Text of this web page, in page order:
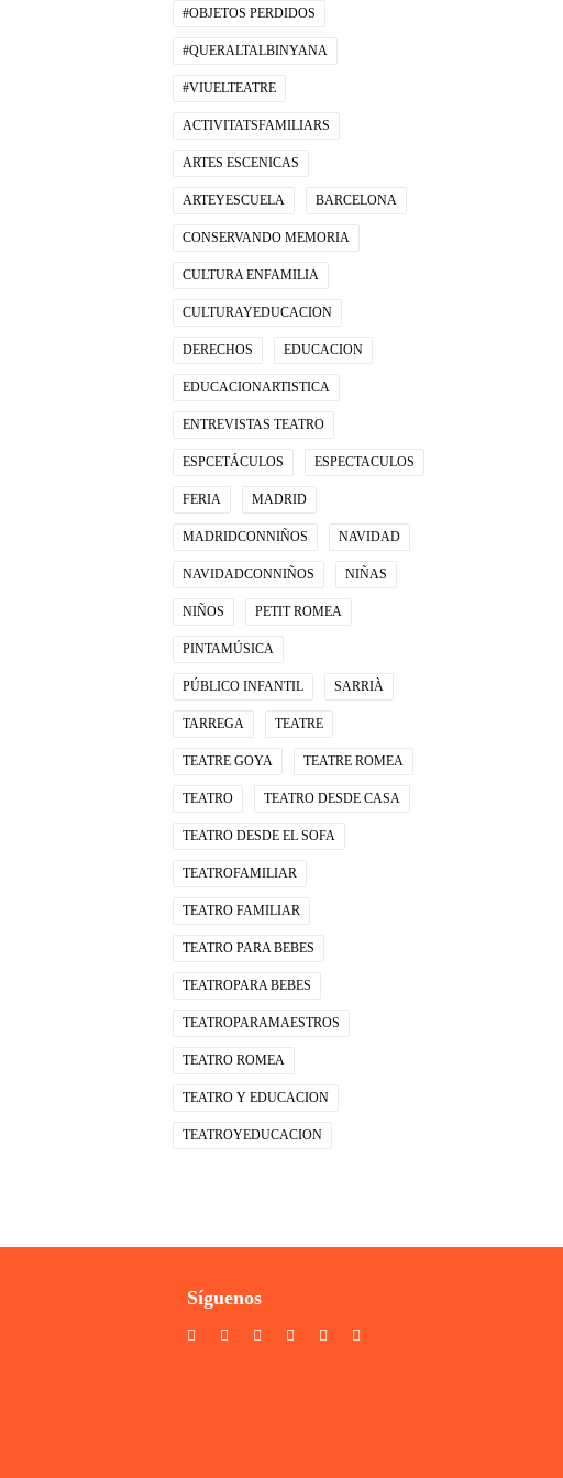
#OBJETOS PERDIDOS
#QUERALTALBINYANA
#VIUELTEATRE
ACTIVITATSFAMILIARS
ARTES ESCENICAS
ARTEYESCUELA BARCELONA
CONSERVANDO MEMORIA
CULTURA ENFAMILIA
CULTURAYEDUCACION
DERECHOS EDUCACION
EDUCACIONARTISTICA
ENTREVISTAS TEATRO
ESPCETÁCULOS ESPECTACULOS
FERIA MADRID
MADRIDCONNIÑOS NAVIDAD
NAVIDADCONNIÑOS NIÑAS
NIÑOS PETIT ROMEA
PINTAMÚSICA
PÚBLICO INFANTIL SARRIÀ
TARREGA TEATRE
TEATRE GOYA TEATRE ROMEA
TEATRO TEATRO DESDE CASA
TEATRO DESDE EL SOFA
TEATROFAMILIAR
TEATRO FAMILIAR
TEATRO PARA BEBES
TEATROPARA BEBES
TEATROPARAMAESTROS
TEATRO ROMEA
TEATRO Y EDUCACION
TEATROYEDUCACION
Síguenos